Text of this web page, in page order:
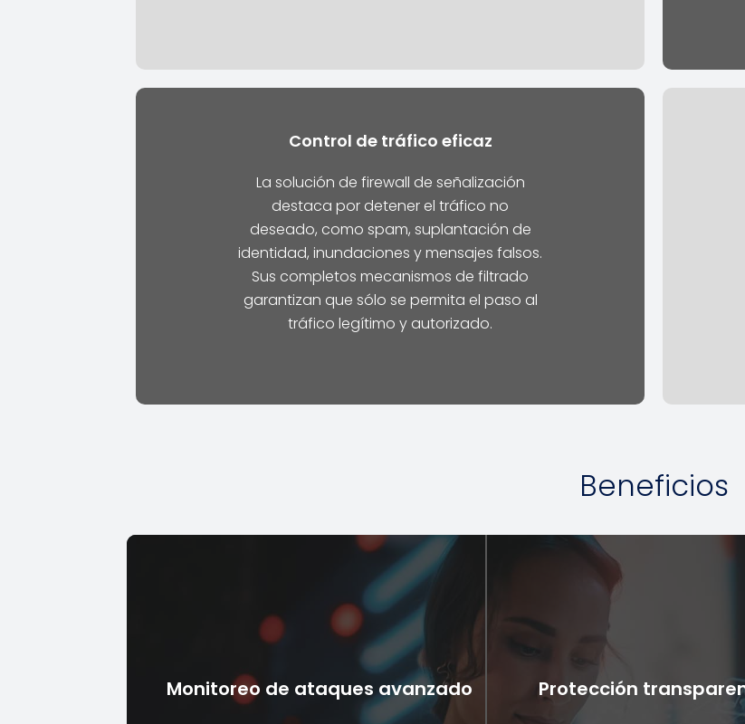
Control de tráfico eficaz
La solución de firewall de señalización
destaca por detener el tráfico no
deseado, como spam, suplantación de
identidad, inundaciones y mensajes falsos.
Sus completos mecanismos de filtrado
garantizan que sólo se permita el paso al
tráfico legítimo y autorizado.
Beneficios
Monitoreo de ataques avanzado Protección